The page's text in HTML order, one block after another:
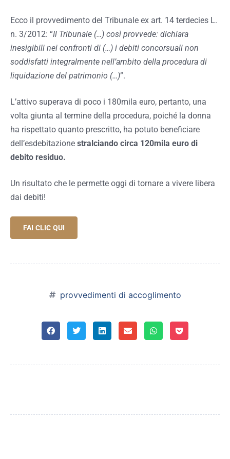
Ecco il provvedimento del Tribunale ex art. 14 terdecies L.
n. 3/2012: “Il Tribunale (…) così provvede: dichiara
inesigibili nei confronti di (…) i debiti concorsuali non
soddisfatti integralmente nell’ambito della procedura di
liquidazione del patrimonio (…)”.
L’attivo superava di poco i 180mila euro, pertanto, una
volta giunta al termine della procedura, poiché la donna
ha rispettato quanto prescritto, ha potuto beneficiare
dell’esdebitazione stralciando circa 120mila euro di
debito residuo.
Un risultato che le permette oggi di tornare a vivere libera
dai debiti!
FAI CLIC QUI
provvedimenti di accoglimento